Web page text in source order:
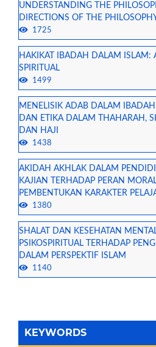
UNDERSTANDING THE
DIRECTIONS OF THE
1725
HAKIKAT IBADAH DALAM ISLAM:
SPIRITUAL
1499
MENELISIK ADAB DALAM
DAN ETIKA DALAM THAHARAH,
DAN HAJI
1438
AKIDAH AKHLAK DALAM
KAJIAN TERHADAP PERAN
PEMBENTUKAN KARAKTER
1380
SHALAT DAN KESEHATAN
PSIKOSPIRITUAL TERHADAP
DALAM PERSPEKTIF ISLAM
1140
KEYWORDS